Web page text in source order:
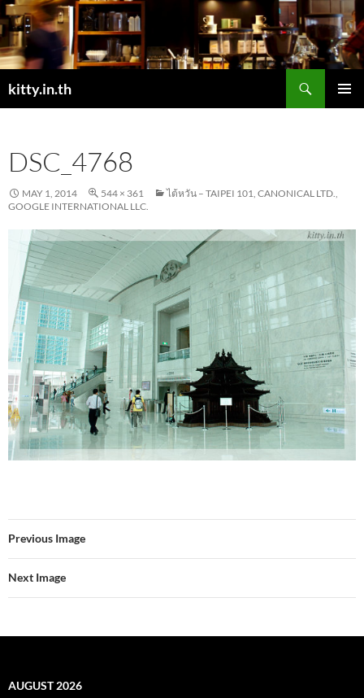
Skip
to
content
kitty.in.th
DSC_4768
MAY 1, 2014 544 × 361
ไต้หวัน – TAIPEI 101, CANONICAL LTD.,
GOOGLE INTERNATIONAL LLC.
Previous Image
Next Image
AUGUST 2026